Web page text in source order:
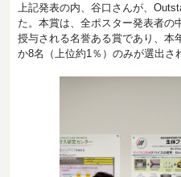
上記発表の内、谷口さんが、
た。本賞は、全ポスター発表者の
授与される名誉ある賞であり、本
か8名（上位約1％）のみが選出さ